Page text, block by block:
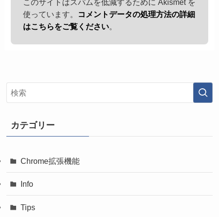
このサイトはスパムを低減するために Akismet を
使っています。
コメントデータの処理方法の詳細
はこちらをご覧ください。
カテゴリー
Chrome拡張機能
Info
Tips